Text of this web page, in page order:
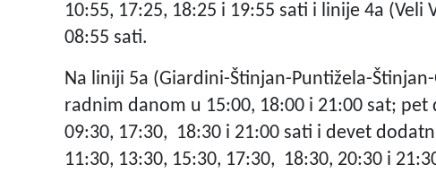
10:55, 17:25, 18:25 i 19:55 sati i linije 4a (Veli
08:55 sati.
Na liniji 5a (Giardini-Štinjan-Puntižela-
radnim danom u 15:00, 18:00 i 21:00 sat;
09:30, 17:30, 18:30 i 21:00 sati i devet
11:30, 13:30, 15:30, 17:30, 18:30, 20:30 i